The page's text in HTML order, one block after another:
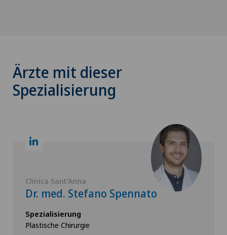
Ärzte mit dieser
Spezialisierung
Clinica Sant'Anna
Dr. med. Stefano Spennato
Spezialisierung
Plastische Chirurgie